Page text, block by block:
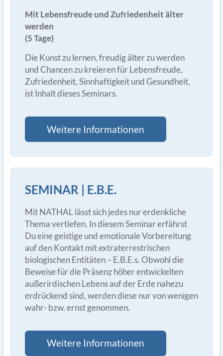
Mit Lebensfreude und Zufriedenheit älter
werden
(5 Tage)
Die Kunst zu lernen, freudig älter zu werden
und Chancen zu kreieren für Lebensfreude,
Zufriedenheit, Sinnhaftigkeit und Gesundheit,
ist Inhalt dieses Seminars.
Weitere Informationen
SEMINAR | E.B.E.
Mit NATHAL lässt sich jedes nur erdenkliche
Thema vertiefen. In diesem Seminar erfährst
Du eine geistige und emotionale Vorbereitung
auf den Kontakt mit extraterrestrischen
biologischen Entitäten – E.B.E.s. Obwohl die
Beweise für die Präsenz höher entwickelten
außerirdischen Lebens auf der Erde nahezu
erdrückend sind, werden diese nur von wenigen
wahr- bzw. ernst genommen.
Weitere Informationen